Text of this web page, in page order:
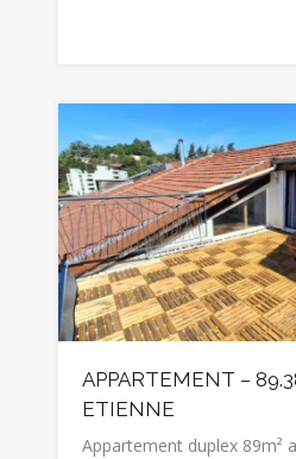
APPARTEMENT –
ETIENNE
Appartement duplex 89m²